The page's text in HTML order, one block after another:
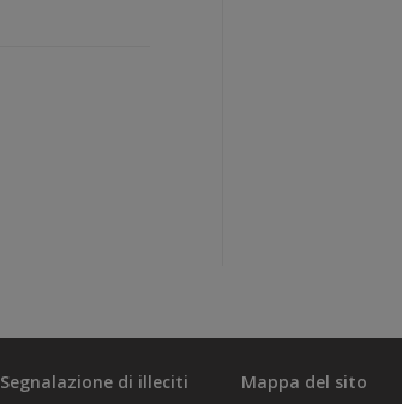
Segnalazione di illeciti Mappa del sito